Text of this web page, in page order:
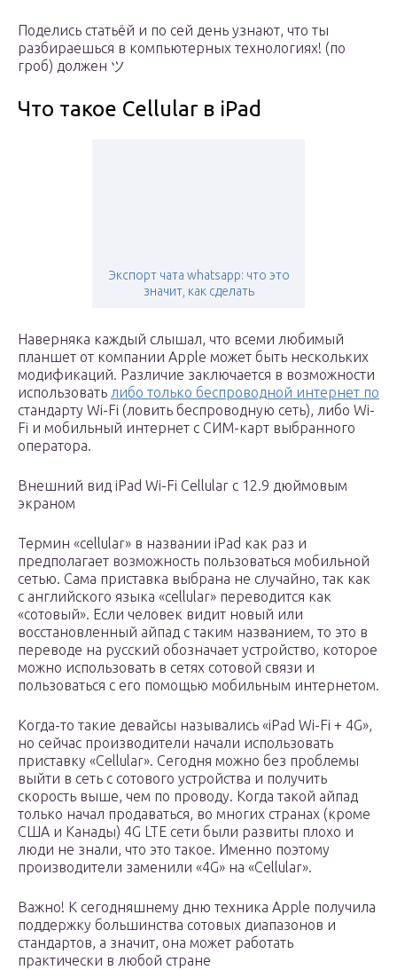
Поделись статьёй и по сей день узнают, что ты
разбираешься в компьютерных технологиях! (по
гроб) должен ツ
Что такое Cellular в iPad
Экспорт чата whatsapp: что это
значит, как сделать
Наверняка каждый слышал, что всеми любимый
планшет от компании Apple может быть нескольких
модификаций. Различие заключается в возможности
использовать либо только беспроводной интернет по
стандарту Wi-Fi (ловить беспроводную сеть), либо Wi-
Fi и мобильный интернет с СИМ-карт выбранного
оператора.
Внешний вид iPad Wi-Fi Cellular с 12.9 дюймовым
экраном
Термин «cellular» в названии iPad как раз и
предполагает возможность пользоваться мобильной
сетью. Сама приставка выбрана не случайно, так как
с английского языка «сellular» переводится как
«сотовый». Если человек видит новый или
восстановленный айпад с таким названием, то это в
переводе на русский обозначает устройство, которое
можно использовать в сетях сотовой связи и
пользоваться с его помощью мобильным интернетом.
Когда-то такие девайсы назывались «iPad Wi-Fi + 4G»,
но сейчас производители начали использовать
приставку «Cellular». Сегодня можно без проблемы
выйти в сеть с сотового устройства и получить
скорость выше, чем по проводу. Когда такой айпад
только начал продаваться, во многих странах (кроме
США и Канады) 4G LTE сети были развиты плохо и
люди не знали, что это такое. Именно поэтому
производители заменили «4G» на «Cellular».
Важно! К сегодняшнему дню техника Apple получила
поддержку большинства сотовых диапазонов и
стандартов, а значит, она может работать
практически в любой стране